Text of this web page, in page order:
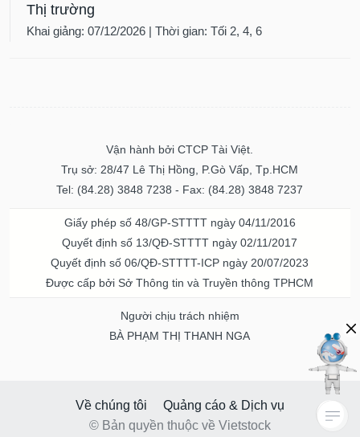
Thị trường
Khai giảng: 07/12/2026 | Thời gian: Tối 2, 4, 6
Vận hành bởi CTCP Tài Việt.
Trụ sở: 28/47 Lê Thị Hồng, P.Gò Vấp, Tp.HCM
Tel: (84.28) 3848 7238 - Fax: (84.28) 3848 7237
Giấy phép số 48/GP-STTTT ngày 04/11/2016
Quyết định số 13/QĐ-STTTT ngày 02/11/2017
Quyết định số 06/QĐ-STTTT-ICP ngày 20/07/2023
Được cấp bởi Sở Thông tin và Truyền thông TPHCM
Người chịu trách nhiệm
BÀ PHẠM THỊ THANH NGA
Về chúng tôi
Quảng cáo & Dịch vụ
© Bản quyền thuộc về Vietstock